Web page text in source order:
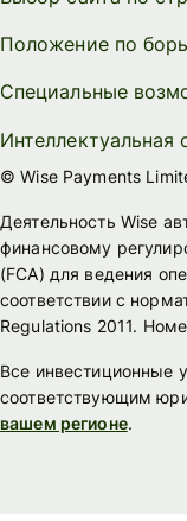
Положение по
Специальные
Интеллектуальная
© Wise Payments
Деятельность Wise
финансовому
(FСА) для ведения
соответствии с
Regulations 2011.
Все инвестиционные
соответствующим
вашем регионе.